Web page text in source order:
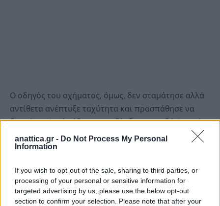
anattica.gr - Do Not Process My Personal
Information
If you wish to opt-out of the sale, sharing to third parties, or
processing of your personal or sensitive information for
targeted advertising by us, please use the below opt-out
section to confirm your selection. Please note that after your
Ο οδηγός του οχήματος, όμως, δεν σταμάτησε αλλά
αντίθετα ανέπτυξε ταχύτητα και προσπάθησε να
διαφύγει. Ακολούθησε καταδίωξη στην οδό Αφανών
Ηρώων, όπου ο 27χρονος παράτησε το όχημα
καιπροσπάθησε να διαφύγει πεζός
Οι αστυνομικοί κατάφεραν να τον ακινητοποιήσουν
και να τον συλλάβουν στη συμβολή των
οδώνΑσκληπιού και Σμύρνης. Ο 27χρονος